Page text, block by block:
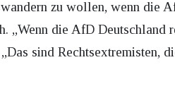
zu wollen, wenn die
„Wenn die AfD Deutschland
sind Rechtsextremisten,